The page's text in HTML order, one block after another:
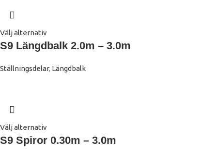
Välj alternativ
S9 Längdbalk 2.0m – 3.0m
Ställningsdelar, Längdbalk
Välj alternativ
S9 Spiror 0.30m – 3.0m